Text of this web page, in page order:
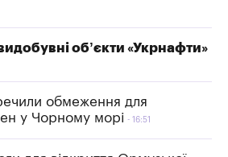
об’єкти «Укрнафти»
обмеження для
у Чорному морі
16:51